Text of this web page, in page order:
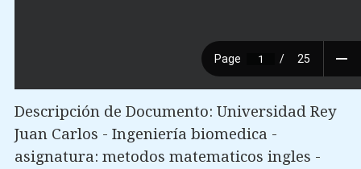
Descripción de Documento: Universidad Rey
Juan Carlos - Ingeniería biomedica -
asignatura: metodos matematicos ingles -